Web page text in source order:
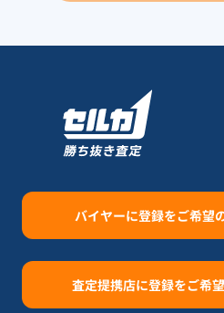
バイヤーに登録をご希望
査定提携店に登録をご希